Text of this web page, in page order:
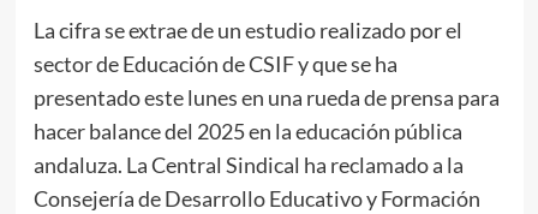
La cifra se extrae de un estudio realizado por el
sector de Educación de CSIF y que se ha
presentado este lunes en una rueda de prensa para
hacer balance del 2025 en la educación pública
andaluza. La Central Sindical ha reclamado a la
Consejería de Desarrollo Educativo y Formación